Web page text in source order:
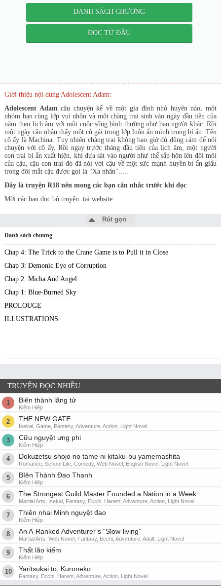
DANH SÁCH CHƯƠNG
ĐỌC TỪ ĐẦU
Giới thiệu nội dung Adolescent Adam:
Adolescent Adam câu chuyện kể về một gia đình nhỏ huyên náo, một
nhóm bạn cùng lớp vui nhộn và một chàng trai sinh vào ngày đầu tiên của
năm theo lịch âm với một cuộc sống bình thường như bao người khác. Rồi
một ngày cậu nhận thấy một cô gái trong lớp luôn ẩn mình trong bí ẩn. Tên
cô ấy là Machina. Tuy nhiên chàng trai không bao giờ đủ dũng cảm để nói
chuyện với cô ấy. Rồi ngay trước tháng đầu tiên của lịch âm, một người
con trai bí ẩn xuất hiện, khi dựa sát vào người như thể sắp hôn lên đôi môi
của cậu, cậu con trai đó đã nói với cậu về một sức mạnh huyền bí ẩn giấu
trong đôi mắt cậu được gọi là "Xà nhãn".....
Đây là truyện R18 nên mong các bạn cân nhắc trước khi đọc
Mời các bạn đọc bộ truyện tại website
Rút gọn
Danh sách chương
Chap 4: The Trick to the Crane Game is to Pull it in Close
Chap 3: Demonic Eye of Corruption
Chap 2: Micha And Angel
Chap 1: Blue-Burned Sky
PROLOUGE
ILLUSTRATIONS
TRUYỆN ĐỌC NHIỀU
1 Biên thành lãng tử
Kiếm Hiệp
2 THE NEW GATE
Isekai, Game, Fantasy, Adventure, Action, Light Novel
3 Cữu nguyệt ưng phi
Kiếm Hiệp
4 Dokuzetsu shojo no tame ni kitaku-bu yamemashita
Romance, School Life, Comedy, Web Novel, English Novel, Light Novel
5 BIên Thành Đao Thanh
Kiếm Hiệp
6 The Strongest Guild Master Founded a Nation in a Week
Martial Arts, Isekai, Fantasy, Ecchi, Harem, Adventure, Action, Light Novel
7 Thiên nhai Minh nguyệt đao
Kiếm Hiệp
8 An A-Ranked Adventurer’s “Slow-living”
Martial Arts, Web Novel, Fantasy, Ecchi, Adventure, Adult, Light Novel
9 Thất lão kiếm
Kiếm Hiệp
10 Yaritsukai to, Kuroneko
Fantasy, Ecchi, Harem, Adventure, Action, Light Novel